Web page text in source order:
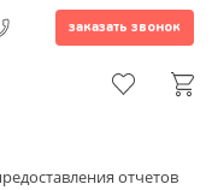
заказать звонок
отчетов